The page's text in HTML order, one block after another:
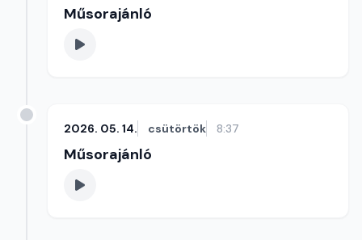
Műsorajánló
2026. 05. 14. csütörtök 8:37
Műsorajánló